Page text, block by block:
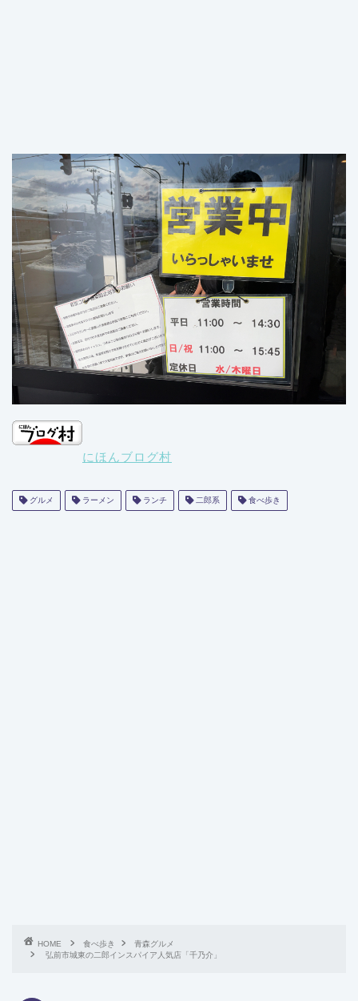
にほんブログ村
グルメ ラーメン ランチ 二郎系 食べ歩き
HOME 食べ歩き
青森グルメ
弘前市城東の二郎インスパイア人気店「千乃介」